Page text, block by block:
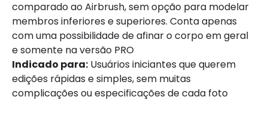
comparado ao Airbrush, sem opção para modelar
membros inferiores e superiores. Conta apenas
com uma possibilidade de afinar o corpo em geral
e somente na versão PRO
Indicado para: Usuários iniciantes que querem
edições rápidas e simples, sem muitas
complicações ou especificações de cada foto